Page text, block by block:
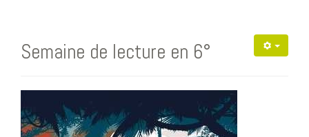
Semaine de lecture en 6°